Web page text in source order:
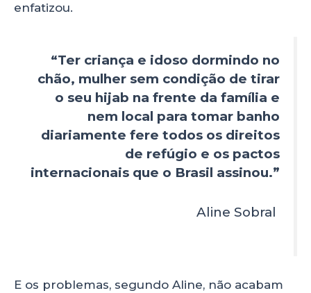
enfatizou.
“Ter criança e idoso dormindo no
chão, mulher sem condição de tirar
o seu hijab na frente da família e
nem local para tomar banho
diariamente fere todos os direitos
de refúgio e os pactos
internacionais que o Brasil assinou.”
Aline Sobral
E os problemas, segundo Aline, não acabam